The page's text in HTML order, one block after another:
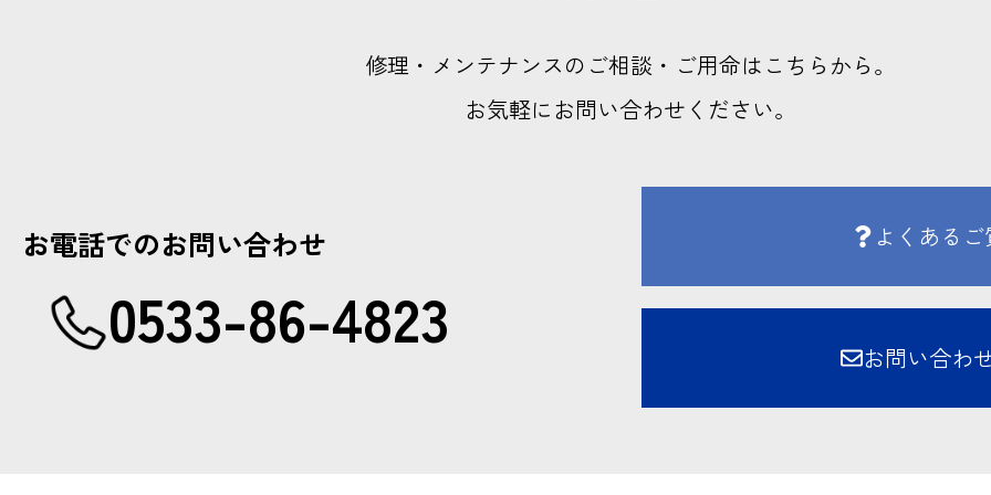
修理・メンテナンスのご相談・ご用命はこちらから。
お気軽にお問い合わせください。
お電話でのお問い合わせ
0533-86-4823
よくあるご
お問い合わ